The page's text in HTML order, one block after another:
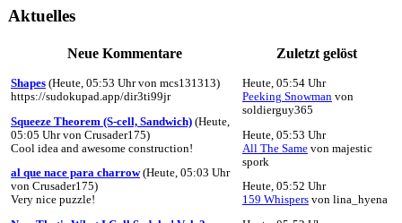
Aktuelles
Neue Kommentare Zuletzt gelöst
Shapes(Heute, 05:53 Uhr von mcs131313)
https://sudokupad.app/dir3ti99jr
Squeeze Theorem (S-cell, Sandwich)(Heute,
05:05 Uhr von Crusader175)
Cool idea and awesome construction!
al que nace para charrow(Heute, 05:03 Uhr
von Crusader175)
Very nice puzzle!
Heute, 05:54 Uhr
Peeking Snowmanvon
soldierguy365
Heute, 05:53 Uhr
All The Samevon majestic
spork
Heute, 05:52 Uhr
159 Whispersvon lina_hyena